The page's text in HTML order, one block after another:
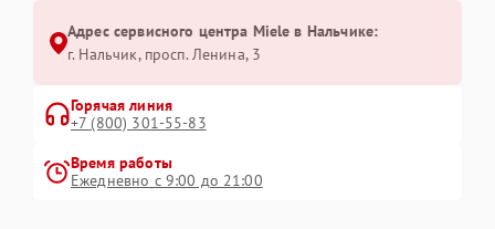
Адрес сервисного центра Miele в Нальчике:
г. Нальчик, просп. Ленина, 3
Горячая линия
+7 (800) 301-55-83
Время работы
Ежедневно с 9:00 до 21:00